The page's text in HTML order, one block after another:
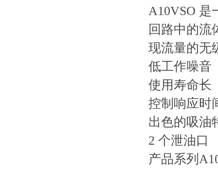
A10VSO 是
回路中的流
现流量的无
低工作噪音
使用寿命长
控制响应时
出色的吸油
2 个泄油口
产品系列